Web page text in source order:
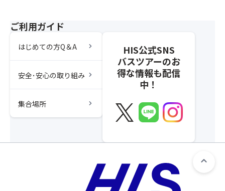
ご利用ガイド
はじめての方Q＆A chevron_right
安全･安心の取り組み chevron_right
集合場所 chevron_right
HIS公式SNS
バスツアーのお
得な情報も配信
中！